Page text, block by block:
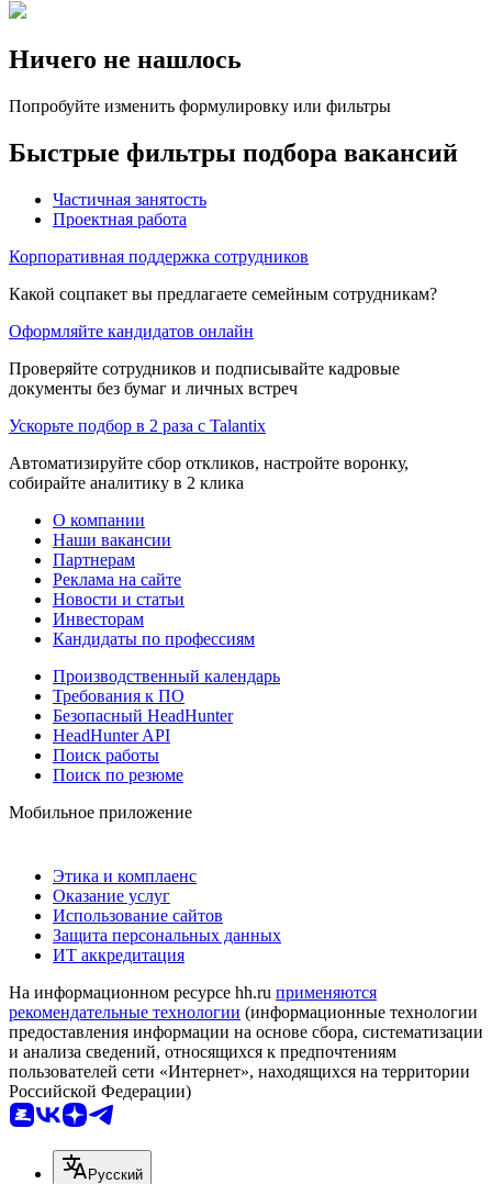
Ничего не нашлось
Попробуйте изменить формулировку или фильтры
Быстрые фильтры подбора вакансий
Частичная занятость
Проектная работа
Корпоративная поддержка сотрудников
Какой соцпакет вы предлагаете семейным сотрудникам?
Оформляйте кандидатов онлайн
Проверяйте сотрудников и подписывайте кадровые
документы без бумаг и личных встреч
Ускорьте подбор в 2 раза с Talantix
Автоматизируйте сбор откликов, настройте воронку,
собирайте аналитику в 2 клика
О компании
Наши вакансии
Партнерам
Реклама на сайте
Новости и статьи
Инвесторам
Кандидаты по профессиям
Производственный календарь
Требования к ПО
Безопасный HeadHunter
HeadHunter API
Поиск работы
Поиск по резюме
Мобильное приложение
Этика и комплаенс
Оказание услуг
Использование сайтов
Защита персональных данных
ИТ аккредитация
На информационном ресурсе hh.ru применяются
рекомендательные технологии (информационные технологии
предоставления информации на основе сбора, систематизации
и анализа сведений, относящихся к предпочтениям
пользователей сети «Интернет», находящихся на территории
Российской Федерации)
Русский